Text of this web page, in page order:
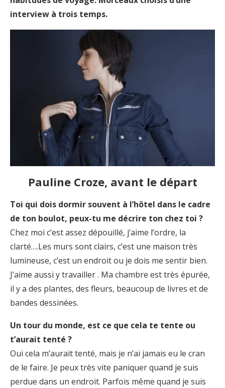
interview à trois temps.
Pauline Croze, avant le départ
Toi qui dois dormir souvent à l’hôtel dans le cadre
de ton boulot, peux-tu me décrire ton chez toi ?
Chez moi c’est assez dépouillé, j’aime l’ordre, la
clarté….Les murs sont clairs, c’est une maison très
lumineuse, c’est un endroit ou je dois me sentir bien.
J’aime aussi y travailler . Ma chambre est très épurée,
il y a des plantes, des fleurs, beaucoup de livres et de
bandes dessinées.
Un tour du monde, est ce que cela te tente ou
t’aurait tenté ?
Oui cela m’aurait tenté, mais je n’ai jamais eu le cran
de le faire. Je peux très vite paniquer quand je suis
perdue dans un endroit. Parfois même quand je suis